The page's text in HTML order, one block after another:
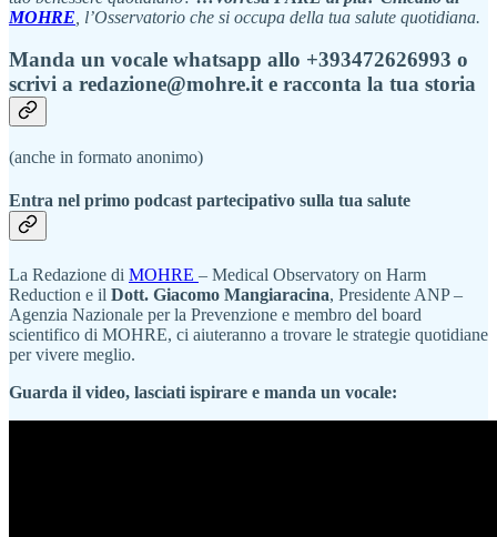
MOHRE , l’Osservatorio che si occupa della tua salute quotidiana.
Manda un vocale whatsapp allo +393472626993 o
scrivi a redazione@mohre.it e racconta la tua storia
(anche in formato anonimo)
Entra nel primo podcast partecipativo sulla tua salute
La Redazione di MOHRE – Medical Observatory on Harm
Reduction e il Dott. Giacomo Mangiaracina, Presidente ANP –
Agenzia Nazionale per la Prevenzione e membro del board
scientifico di MOHRE, ci aiuteranno a trovare le strategie quotidiane
per vivere meglio.
Guarda il video, lasciati ispirare e manda un vocale: